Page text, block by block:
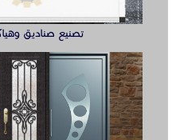
تصنيع صناديق